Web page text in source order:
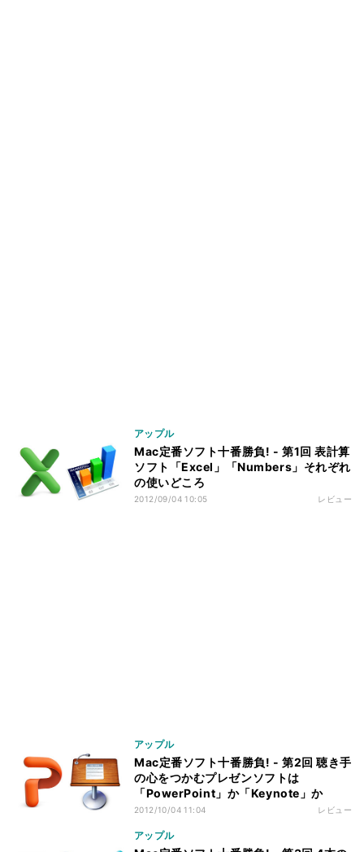
アップル
Mac定番ソフト十番勝負! - 第1回 表計算
ソフト「Excel」「Numbers」それぞれ
の使いどころ
2012/09/04 10:05 レビュー
アップル
Mac定番ソフト十番勝負! - 第2回 聴き手
の心をつかむプレゼンソフトは
「PowerPoint」か「Keynote」か
2012/10/04 11:04 レビュー
アップル